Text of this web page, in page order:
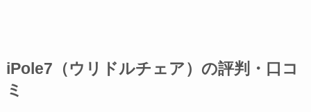
iPole7（ウリドルチェア）の評判・口コ
ミ